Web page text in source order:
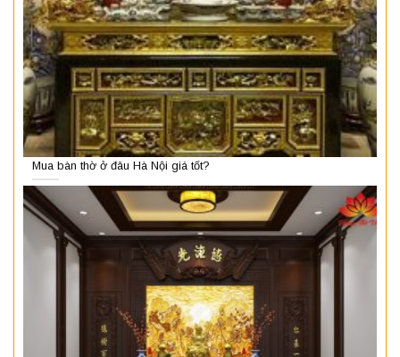
Mua bàn thờ ở đâu Hà Nội giá tốt?